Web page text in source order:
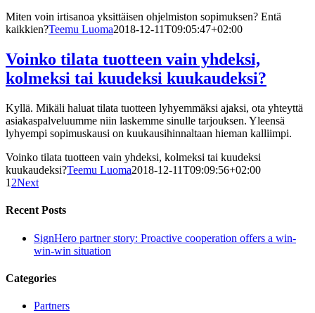
Miten voin irtisanoa yksittäisen ohjelmiston sopimuksen? Entä
kaikkien?Teemu Luoma2018-12-11T09:05:47+02:00
Voinko tilata tuotteen vain yhdeksi,
kolmeksi tai kuudeksi kuukaudeksi?
Kyllä. Mikäli haluat tilata tuotteen lyhyemmäksi ajaksi, ota yhteyttä
asiakaspalveluumme niin laskemme sinulle tarjouksen. Yleensä
lyhyempi sopimuskausi on kuukausihinnaltaan hieman kalliimpi.
Voinko tilata tuotteen vain yhdeksi, kolmeksi tai kuudeksi
kuukaudeksi?Teemu Luoma2018-12-11T09:09:56+02:00
1 2Next
Recent Posts
SignHero partner story: Proactive cooperation offers a win-
win-win situation
Categories
Partners